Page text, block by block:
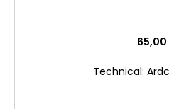
65,00
Technical: